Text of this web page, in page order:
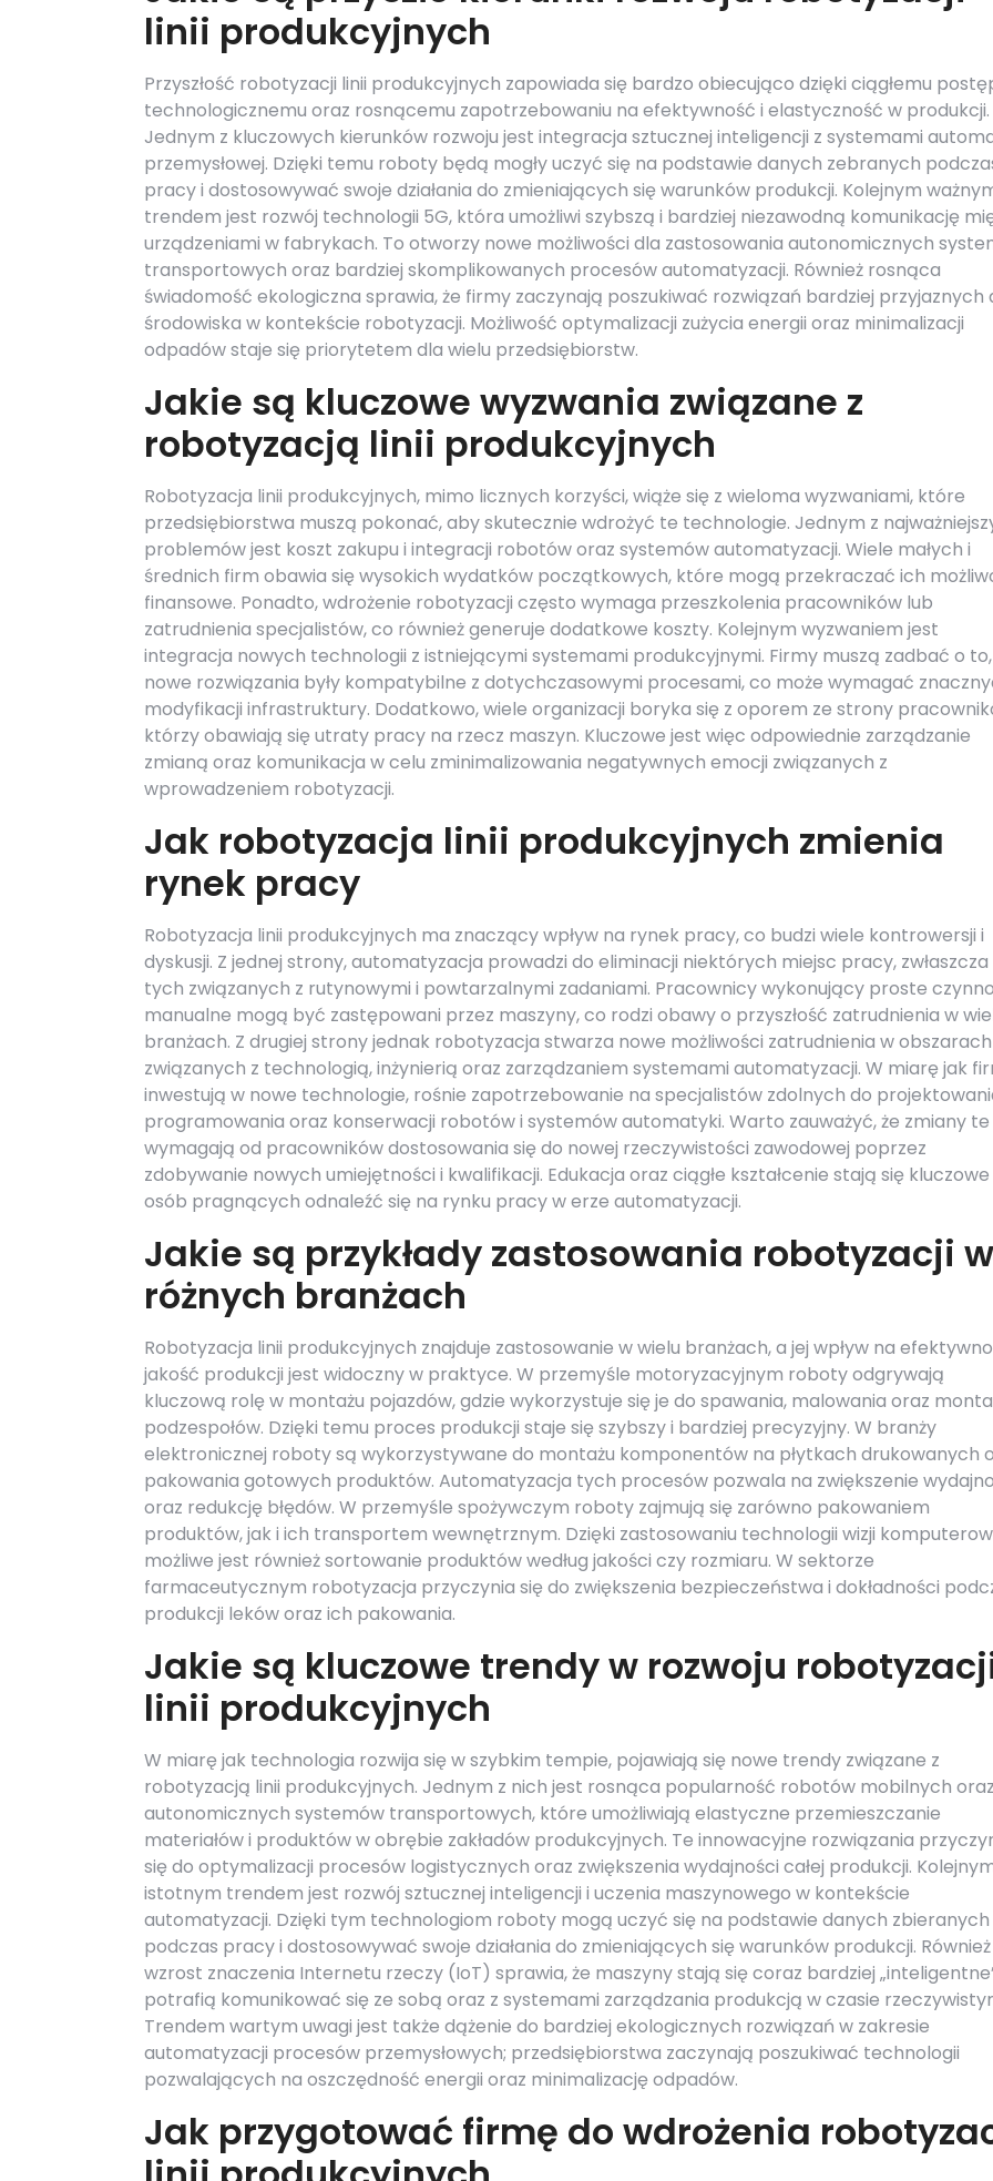
linii produkcyjnych
Przyszłość robotyzacji linii produkcyjnych zapowiada się bardzo obiecująco dzięki ciągłemu
technologicznemu oraz rosnącemu zapotrzebowaniu na efektywność i elastyczność w produkcji.
Jednym z kluczowych kierunków rozwoju jest integracja sztucznej inteligencji z systemami
przemysłowej. Dzięki temu roboty będą mogły uczyć się na podstawie danych zebranych
pracy i dostosowywać swoje działania do zmieniających się warunków produkcji. Kolejnym
trendem jest rozwój technologii 5G, która umożliwi szybszą i bardziej niezawodną komunikację
urządzeniami w fabrykach. To otworzy nowe możliwości dla zastosowania autonomicznych
transportowych oraz bardziej skomplikowanych procesów automatyzacji. Również rosnąca
świadomość ekologiczna sprawia, że firmy zaczynają poszukiwać rozwiązań bardziej przyjaznych
środowiska w kontekście robotyzacji. Możliwość optymalizacji zużycia energii oraz minimalizacji
odpadów staje się priorytetem dla wielu przedsiębiorstw.
Jakie są kluczowe wyzwania związane z
robotyzacją linii produkcyjnych
Robotyzacja linii produkcyjnych, mimo licznych korzyści, wiąże się z wieloma wyzwaniami, które
przedsiębiorstwa muszą pokonać, aby skutecznie wdrożyć te technologie. Jednym z
problemów jest koszt zakupu i integracji robotów oraz systemów automatyzacji. Wiele małych i
średnich firm obawia się wysokich wydatków początkowych, które mogą przekraczać ich
finansowe. Ponadto, wdrożenie robotyzacji często wymaga przeszkolenia pracowników lub
zatrudnienia specjalistów, co również generuje dodatkowe koszty. Kolejnym wyzwaniem jest
integracja nowych technologii z istniejącymi systemami produkcyjnymi. Firmy muszą zadbać o
nowe rozwiązania były kompatybilne z dotychczasowymi procesami, co może wymagać
modyfikacji infrastruktury. Dodatkowo, wiele organizacji boryka się z oporem ze strony
którzy obawiają się utraty pracy na rzecz maszyn. Kluczowe jest więc odpowiednie zarządzanie
zmianą oraz komunikacja w celu zminimalizowania negatywnych emocji związanych z
wprowadzeniem robotyzacji.
Jak robotyzacja linii produkcyjnych zmienia
rynek pracy
Robotyzacja linii produkcyjnych ma znaczący wpływ na rynek pracy, co budzi wiele kontrowersji i
dyskusji. Z jednej strony, automatyzacja prowadzi do eliminacji niektórych miejsc pracy, zwłaszcza
tych związanych z rutynowymi i powtarzalnymi zadaniami. Pracownicy wykonujący proste
manualne mogą być zastępowani przez maszyny, co rodzi obawy o przyszłość zatrudnienia w
branżach. Z drugiej strony jednak robotyzacja stwarza nowe możliwości zatrudnienia w obszarach
związanych z technologią, inżynierią oraz zarządzaniem systemami automatyzacji. W miarę jak
inwestują w nowe technologie, rośnie zapotrzebowanie na specjalistów zdolnych do
programowania oraz konserwacji robotów i systemów automatyki. Warto zauważyć, że zmiany te
wymagają od pracowników dostosowania się do nowej rzeczywistości zawodowej poprzez
zdobywanie nowych umiejętności i kwalifikacji. Edukacja oraz ciągłe kształcenie stają się
osób pragnących odnaleźć się na rynku pracy w erze automatyzacji.
Jakie są przykłady zastosowania robotyzacji w
różnych branżach
Robotyzacja linii produkcyjnych znajduje zastosowanie w wielu branżach, a jej wpływ na
jakość produkcji jest widoczny w praktyce. W przemyśle motoryzacyjnym roboty odgrywają
kluczową rolę w montażu pojazdów, gdzie wykorzystuje się je do spawania, malowania oraz
podzespołów. Dzięki temu proces produkcji staje się szybszy i bardziej precyzyjny. W branży
elektronicznej roboty są wykorzystywane do montażu komponentów na płytkach drukowanych
pakowania gotowych produktów. Automatyzacja tych procesów pozwala na zwiększenie
oraz redukcję błędów. W przemyśle spożywczym roboty zajmują się zarówno pakowaniem
produktów, jak i ich transportem wewnętrznym. Dzięki zastosowaniu technologii wizji
możliwe jest również sortowanie produktów według jakości czy rozmiaru. W sektorze
farmaceutycznym robotyzacja przyczynia się do zwiększenia bezpieczeństwa i dokładności
produkcji leków oraz ich pakowania.
Jakie są kluczowe trendy w rozwoju
linii produkcyjnych
W miarę jak technologia rozwija się w szybkim tempie, pojawiają się nowe trendy związane z
robotyzacją linii produkcyjnych. Jednym z nich jest rosnąca popularność robotów mobilnych oraz
autonomicznych systemów transportowych, które umożliwiają elastyczne przemieszczanie
materiałów i produktów w obrębie zakładów produkcyjnych. Te innowacyjne rozwiązania
się do optymalizacji procesów logistycznych oraz zwiększenia wydajności całej produkcji.
istotnym trendem jest rozwój sztucznej inteligencji i uczenia maszynowego w kontekście
automatyzacji. Dzięki tym technologiom roboty mogą uczyć się na podstawie danych zbieranych
podczas pracy i dostosowywać swoje działania do zmieniających się warunków produkcji. Również
wzrost znaczenia Internetu rzeczy (IoT) sprawia, że maszyny stają się coraz bardziej
potrafią komunikować się ze sobą oraz z systemami zarządzania produkcją w czasie
Trendem wartym uwagi jest także dążenie do bardziej ekologicznych rozwiązań w zakresie
automatyzacji procesów przemysłowych; przedsiębiorstwa zaczynają poszukiwać technologii
pozwalających na oszczędność energii oraz minimalizację odpadów.
Jak przygotować firmę do wdrożenia